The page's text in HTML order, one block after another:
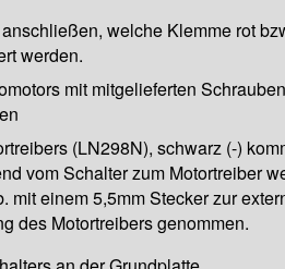
welche Klemme rot
werden.
mit mitgelieferten
(LN298N), schwarz (-)
vom Schalter zum Motortreiber
mit einem 5,5mm Stecker zur
des Motortreibers genommen.